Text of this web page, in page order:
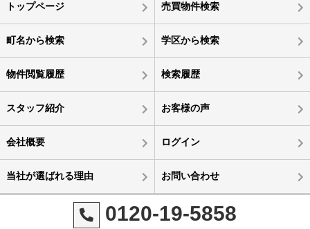
トップページ 売買物件検索
町名から検索 学区から検索
物件閲覧履歴 検索履歴
スタッフ紹介 お客様の声
会社概要 ログイン
当社が選ばれる理由 お問い合わせ
0120-19-5858